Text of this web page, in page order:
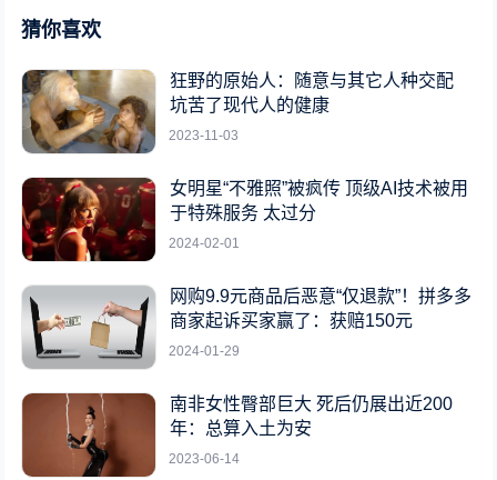
猜你喜欢
狂野的原始人：随意与其它人种交配
坑苦了现代人的健康
2023-11-03
女明星“不雅照”被疯传 顶级AI技术被用
于特殊服务 太过分
2024-02-01
网购9.9元商品后恶意“仅退款”！拼多多
商家起诉买家赢了：获赔150元
2024-01-29
南非女性臀部巨大 死后仍展出近200
年：总算入土为安
2023-06-14